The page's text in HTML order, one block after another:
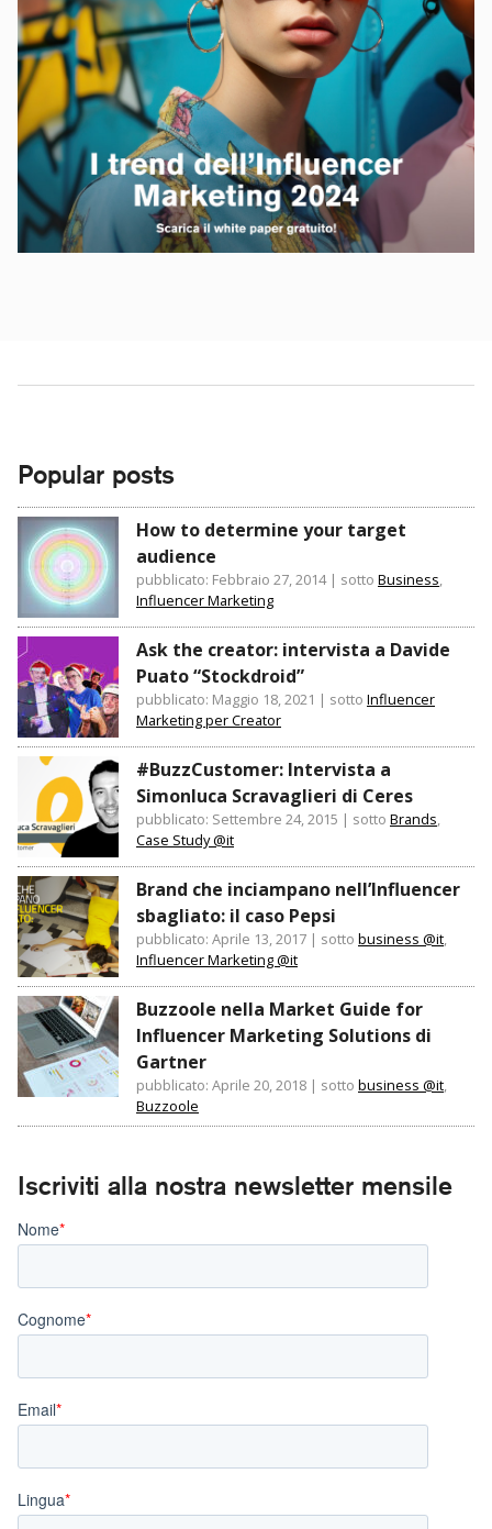
Popular posts
How to determine your target
audience
pubblicato: Febbraio 27, 2014| sotto Business,
Influencer Marketing
Ask the creator: intervista a Davide
Puato “Stockdroid”
pubblicato: Maggio 18, 2021 | sotto Influencer
Marketing per Creator
#BuzzCustomer: Intervista a
Simonluca Scravaglieri di Ceres
pubblicato: Settembre 24, 2015 | sotto Brands,
Case Study @it
Brand che inciampano nell’Influencer
sbagliato: il caso Pepsi
pubblicato: Aprile 13, 2017 | sotto business @it,
Influencer Marketing @it
Buzzoole nella Market Guide for
Influencer Marketing Solutions di
Gartner
pubblicato: Aprile 20, 2018 | sotto business @it,
Buzzoole
Iscriviti alla nostra newsletter mensile